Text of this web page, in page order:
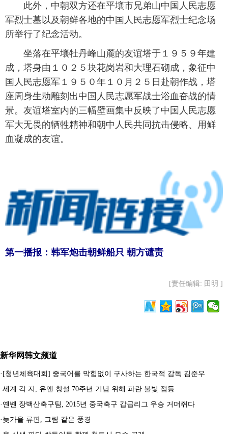
此外，中朝双方还在平壤市兄弟山中国人民志愿
军烈士墓以及朝鲜各地的中国人民志愿军烈士纪念场
所举行了纪念活动。
坐落在平壤牡丹峰山麓的友谊塔于１９５９年建
成，塔身由１０２５块花岗岩和大理石砌成，象征中
国人民志愿军１９５０年１０月２５日赴朝作战，塔
座周身生动雕刻出中国人民志愿军战士浴血奋战的情
景。友谊塔室内的三幅壁画集中反映了中国人民志愿
军大无畏的牺牲精神和朝中人民共同抗击侵略、用鲜
血凝成的友谊。
第一播报：韩军炮击朝鲜船只 朝方谴责
[责任编辑: 田明 ]
新华网韩文频道
· [청년체육대회] 중국어를 막힘없이 구사하는 한국적 감독 김준우
·세계 각 지, 유엔 창설 70주년 기념 위해 파란 불빛 점등
· 옌볜 장백산축구팀, 2015년 중국축구 갑급리그 우승 거머쥐다
· 늦가을 류판, 그림 같은 풍경